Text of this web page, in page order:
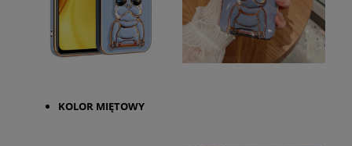
KOLOR MIĘTOWY